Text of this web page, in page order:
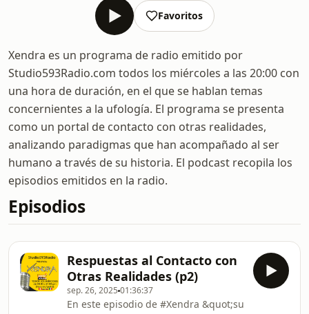
Favoritos
Xendra es un programa de radio emitido por
Studio593Radio.com todos los miércoles a las 20:00 con
una hora de duración, en el que se hablan temas
concernientes a la ufología. El programa se presenta
como un portal de contacto con otras realidades,
analizando paradigmas que han acompañado al ser
humano a través de su historia. El podcast recopila los
episodios emitidos en la radio.
Episodios
Respuestas al Contacto con
Otras Realidades (p2)
sep. 26, 2025 01:36:37
En este episodio de #Xendra &quot;su